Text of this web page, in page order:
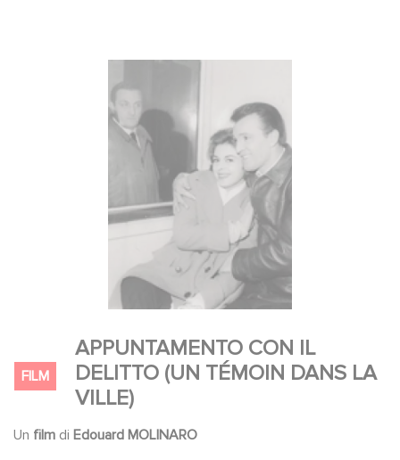
FILM
APPUNTAMENTO CON IL
DELITTO (UN TÉMOIN DANS LA
VILLE)
Un film di Edouard MOLINARO